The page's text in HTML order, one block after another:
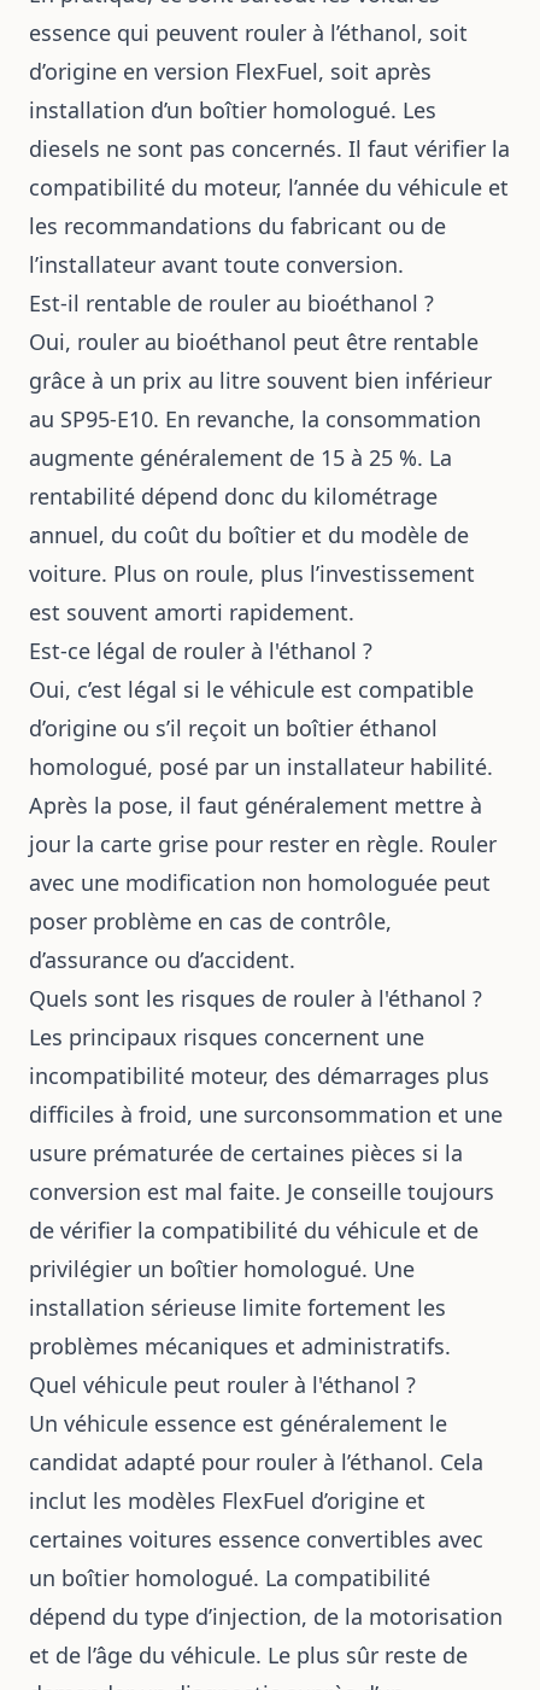
essence qui peuvent rouler à l’éthanol, soit
d’origine en version FlexFuel, soit après
installation d’un boîtier homologué. Les
diesels ne sont pas concernés. Il faut vérifier la
compatibilité du moteur, l’année du véhicule et
les recommandations du fabricant ou de
l’installateur avant toute conversion.
Est-il rentable de rouler au bioéthanol ?
Oui, rouler au bioéthanol peut être rentable
grâce à un prix au litre souvent bien inférieur
au SP95-E10. En revanche, la consommation
augmente généralement de 15 à 25 %. La
rentabilité dépend donc du kilométrage
annuel, du coût du boîtier et du modèle de
voiture. Plus on roule, plus l’investissement
est souvent amorti rapidement.
Est-ce légal de rouler à l'éthanol ?
Oui, c’est légal si le véhicule est compatible
d’origine ou s’il reçoit un boîtier éthanol
homologué, posé par un installateur habilité.
Après la pose, il faut généralement mettre à
jour la carte grise pour rester en règle. Rouler
avec une modification non homologuée peut
poser problème en cas de contrôle,
d’assurance ou d’accident.
Quels sont les risques de rouler à l'éthanol ?
Les principaux risques concernent une
incompatibilité moteur, des démarrages plus
difficiles à froid, une surconsommation et une
usure prématurée de certaines pièces si la
conversion est mal faite. Je conseille toujours
de vérifier la compatibilité du véhicule et de
privilégier un boîtier homologué. Une
installation sérieuse limite fortement les
problèmes mécaniques et administratifs.
Quel véhicule peut rouler à l'éthanol ?
Un véhicule essence est généralement le
candidat adapté pour rouler à l’éthanol. Cela
inclut les modèles FlexFuel d’origine et
certaines voitures essence convertibles avec
un boîtier homologué. La compatibilité
dépend du type d’injection, de la motorisation
et de l’âge du véhicule. Le plus sûr reste de